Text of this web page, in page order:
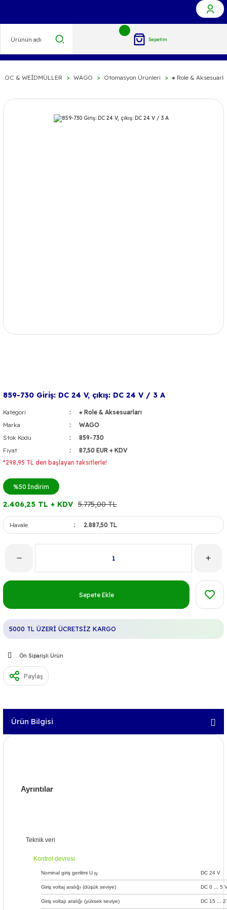
Sepetim
& WEİDMÜLLER WAGO Otomasyon Ürünleri ⁕ Role &
859-730 Giriş: DC 24 V, çıkış: DC 24 V / 3 A
Kategori
⁕ Role & Aksesuarları
Marka
WAGO
Stok Kodu
859-730
Fiyat
87,50 EUR + KDV
*298,95 TL den başlayan taksitlerle!
%50 İndirim
2.406,25 TL + KDV 5.775,00 TL
Havale 2.887,50 TL
Sepete Ekle
5000 TL ÜZERİ ÜCRETSİZ KARGO
Ön Siparişli Ürün
Paylaş
Ürün Bilgisi
Ayrıntılar
Teknik veri
Kontrol devresi
Nominal giriş gerilimi U N DC 24 V
Giriş voltaj aralığı (düşük seviye) DC 0 ... 5
Giriş voltajı aralığı (yüksek seviye) DC 15 ...